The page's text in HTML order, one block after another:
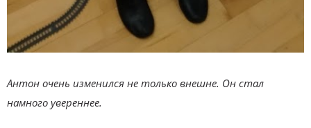
Антон очень изменился не только внешне. Он стал
намного увереннее.